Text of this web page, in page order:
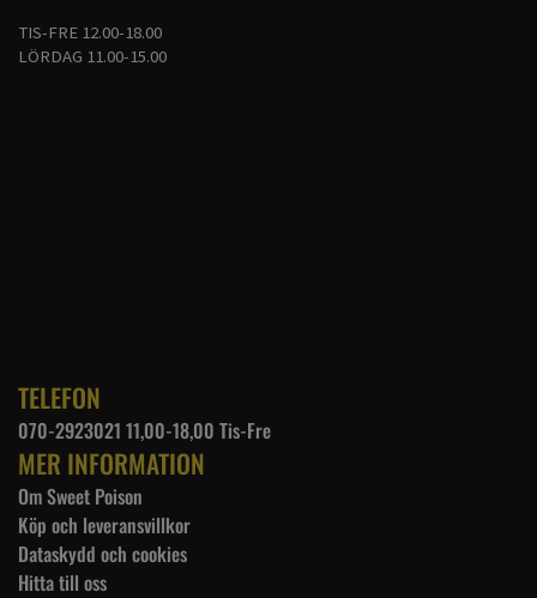
TIS-FRE 12.00-18.00
LÖRDAG 11.00-15.00
TELEFON
070-2923021 11,00-18,00 Tis-Fre
MER INFORMATION
Om Sweet Poison
Köp och leveransvillkor
Dataskydd och cookies
Hitta till oss